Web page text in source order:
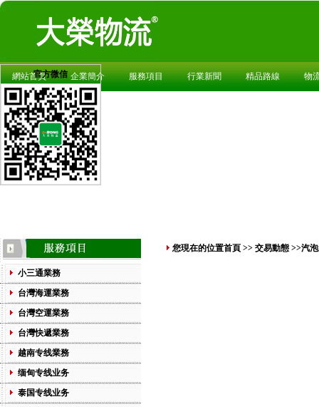
網站首頁 企業簡介 服務項目 行業新聞 精品路線 物
小三通業務
台灣海運業務
台灣空運業務
台灣快遞業務
越南专线業務
缅甸专线业务
泰国专线业务
您現在的位置首頁 >> 交易動態 >>汽
官方微信